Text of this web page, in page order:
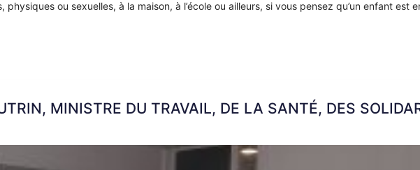
ou sexuelles, à la maison, à l’école ou ailleurs, si vous pensez qu’un enfant est
MINISTRE DU TRAVAIL, DE LA SANTÉ, DES